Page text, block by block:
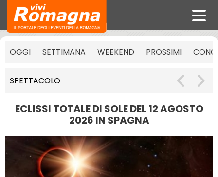
OGGI SETTIMANA WEEKEND PROSSIMI
SPETTACOLO
ECLISSI TOTALE DI SOLE DEL 12 AGOSTO
2026 IN SPAGNA